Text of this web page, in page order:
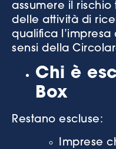
assumere il
delle attività di
qualifica l’impresa
sensi della
Chi è
Box
Restano escluse:
Imprese